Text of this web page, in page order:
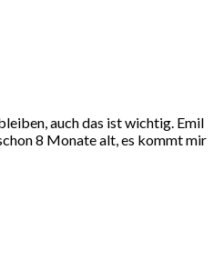
auch das ist wichtig. Emil
8 Monate alt, es kommt mir